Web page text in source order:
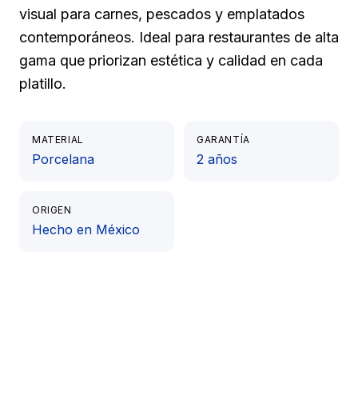
visual para carnes, pescados y emplatados
contemporáneos. Ideal para restaurantes de alta
gama que priorizan estética y calidad en cada
platillo.
MATERIAL
Porcelana
GARANTÍA
2 años
ORIGEN
Hecho en México